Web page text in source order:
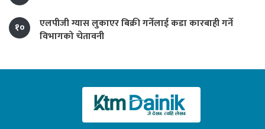
१०
एलपीजी ग्यास लुकाएर बिक्री गर्नेलाई कडा कारबाही गर्ने
विभागको चेतावनी